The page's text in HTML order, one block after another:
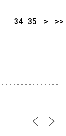
34 35 > >>